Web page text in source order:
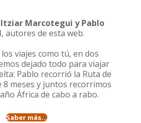
Itziar Marcotegui y Pablo
, autores de esta web.
viajes como tú, en dos
dejado todo para viajar
Pablo recorrió la Ruta de
8 meses y juntos recorrimos
África de cabo a rabo.
Saber más...